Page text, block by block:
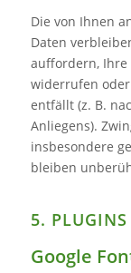
Die von Ihnen
Daten
auffordern, Ihre
widerrufen
entfällt (z. B.
Anliegens).
insbesondere
bleiben
5.
Google